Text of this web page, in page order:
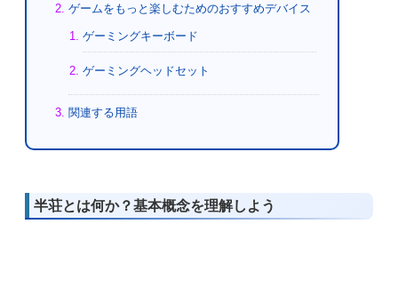
ゲームをもっと楽しむためのおすすめデバイス
ゲーミングキーボード
ゲーミングヘッドセット
関連する用語
半荘とは何か？基本概念を理解しよう